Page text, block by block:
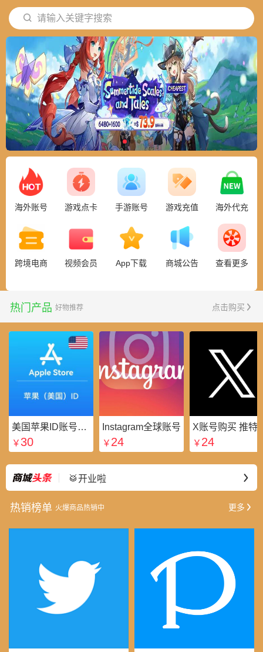
请输入关键字搜索
海外账号 游戏点卡 手游账号 游戏充值 海外代充
跨境电商 视频会员 App下载 商城公告 查看更多
热门产品 好物推荐 点击购买
美国苹果ID账号_美区Apple ID账号_外国苹果ID账号购买批发平台
￥ 30
Instagram全球账号
￥ 24
￥ 24
最新 ⭐好礼不断
🥁开业啦
热销榜单 火爆商品热销中 更多